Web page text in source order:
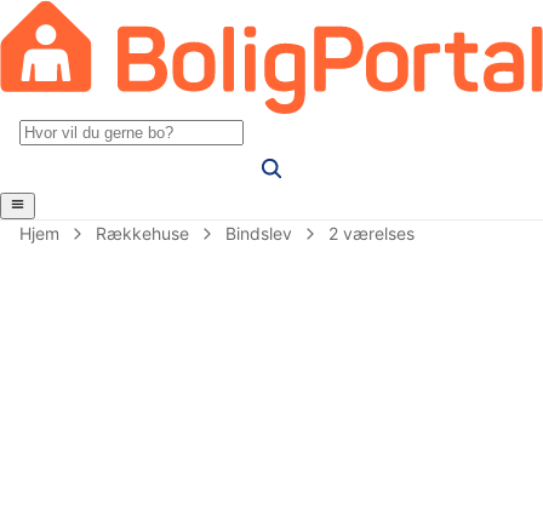
Hjem Rækkehuse Bindslev 2 værelses